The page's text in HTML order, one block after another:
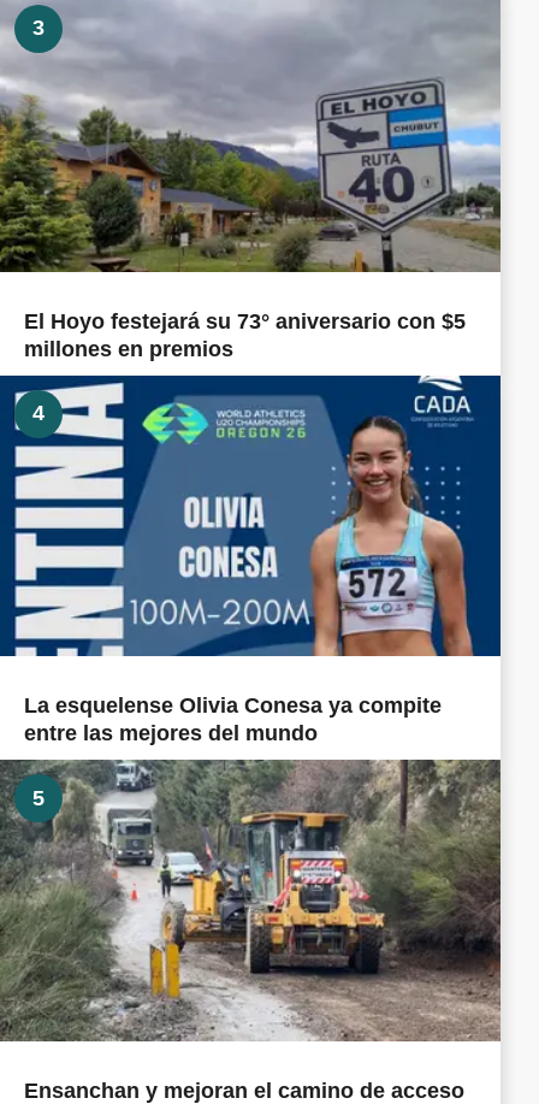
3
El Hoyo festejará su 73° aniversario con $5
millones en premios
4
La esquelense Olivia Conesa ya compite
entre las mejores del mundo
5
Ensanchan y mejoran el camino de acceso